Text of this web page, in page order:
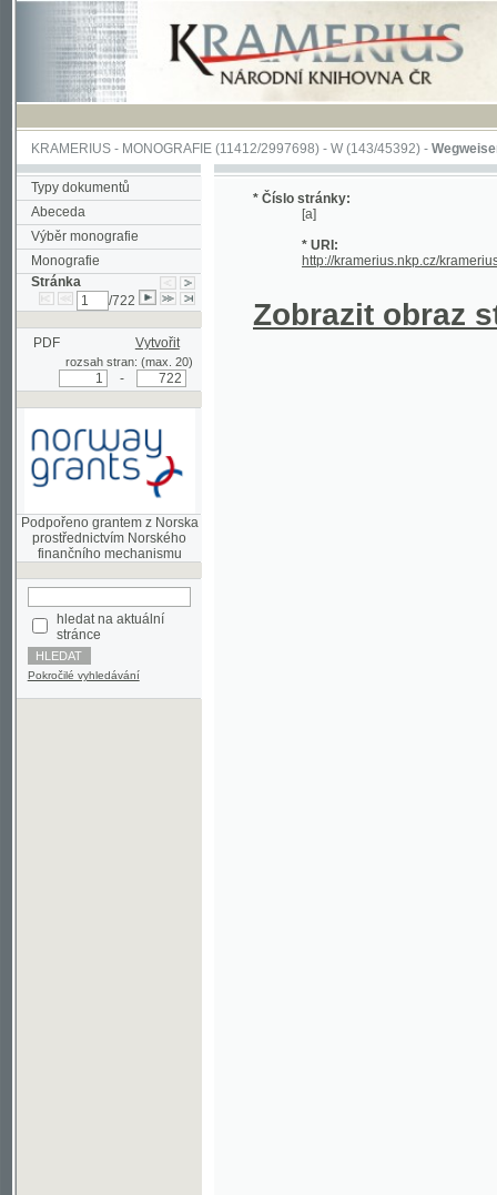
KRAMERIUS-MONOGRAFIE(11412/2997698) -W (143/45392)-Wegweiser durch
Typy dokumentů
Abeceda
Výběr monografie
Monografie
Stránka
/722
PDF Vytvořit
rozsah stran: (max. 20)
Podpořeno grantem z Norska
prostřednictvím Norského
hledat na aktuální
stránce
Pokročilé vyhledávání
* Číslo stránky:
[a]
* URI:
http://kramerius.nkp.cz/kramerius/